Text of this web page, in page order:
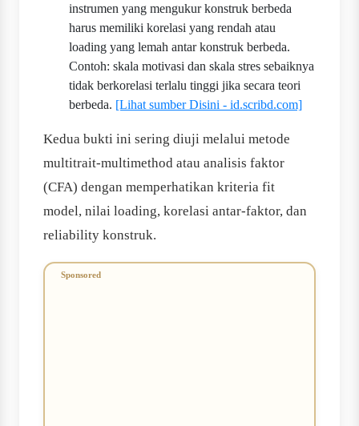
instrumen yang mengukur konstruk berbeda
harus memiliki korelasi yang rendah atau
loading yang lemah antar konstruk berbeda.
Contoh: skala motivasi dan skala stres sebaiknya
tidak berkorelasi terlalu tinggi jika secara teori
berbeda. [Lihat sumber Disini - id.scribd.com]
Kedua bukti ini sering diuji melalui metode
multitrait-multimethod atau analisis faktor
(CFA) dengan memperhatikan kriteria fit
model, nilai loading, korelasi antar-faktor, dan
reliability konstruk.